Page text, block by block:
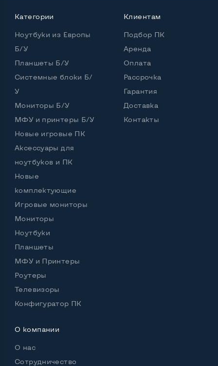
Категории
Ноутбуки из Европы
Б/У
Планшеты Б/У
Системные блоки Б/
У
Мониторы Б/У
МФУ и принтеры Б/У
Новые игровые ПК
Аксессуары для
ноутбуков и ПК
Новые
комплектующие
Игровые мониторы
Мониторы
Ноутбуки
Планшеты
МФУ и Принтеры
Роутеры
Телевизоры
Конфигуратор ПК
Клиентам
Подбор ПК
Аренда
Оплата
Рассрочка
Гарантия
Доставка
Контакты
О компании
О нас
Сотрудничество